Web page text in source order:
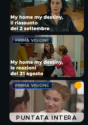
PUNTATA INTERA